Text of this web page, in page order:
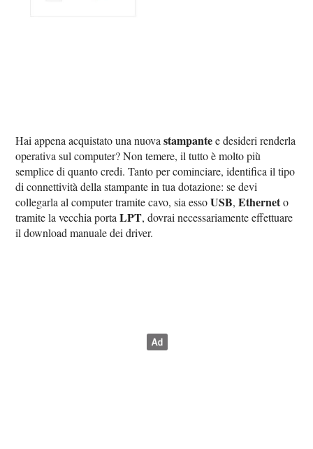
Hai appena acquistato una nuovastampantee desideri renderla
operativa sul computer? Non temere, il tutto è molto più
semplice di quanto credi. Tanto per cominciare, identifica il tipo
di connettività della stampante in tua dotazione: se devi
collegarla al computer tramite cavo, sia essoUSB,Etherneto
tramite la vecchia portaLPT, dovrai necessariamente effettuare
il download manuale dei driver.